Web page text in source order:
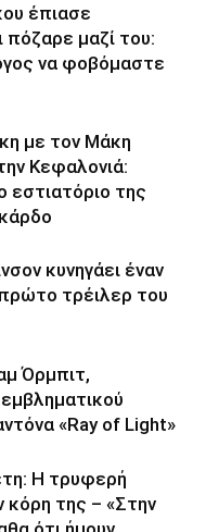
έπιασε
μαζί του:
να φοβόμαστε
με τον Μάκη
Κεφαλονιά:
της
κυνηγάει έναν
τρέιλερ του
Όρμπιτ,
«Ray of Light»
Η τρυφερή
κόρη της – «Στην